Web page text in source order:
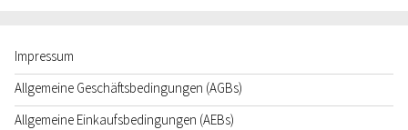
Impressum
Allgemeine Geschäftsbedingungen (AGBs)
Allgemeine Einkaufsbedingungen (AEBs)